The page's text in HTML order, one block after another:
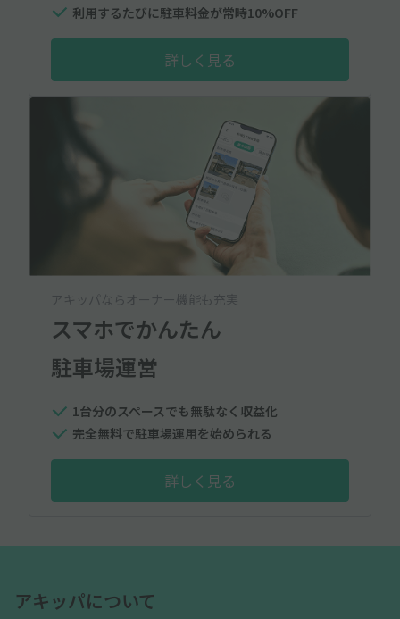
利用するたびに駐車料金が常時10%OFF
詳しく見る
アキッパならオーナー機能も充実
スマホでかんたん
駐車場運営
1台分のスペースでも無駄なく収益化
完全無料で駐車場運用を始められる
詳しく見る
アキッパについて